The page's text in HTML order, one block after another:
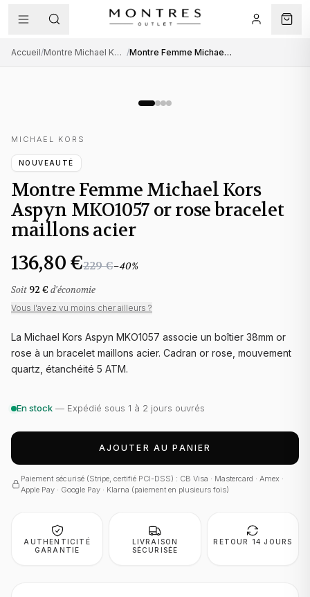
Accueil/ Montre Michael Kors femme / Montre Femme Michael Kors Aspyn MKO1057 or rose bracelet maillons acier
MICHAEL KORS
NOUVEAUTÉ
Montre Femme Michael Kors
Aspyn MKO1057 or rose bracelet
maillons acier
136,80 €229 €−40%
Soit 92 € d'économie
Vous l'avez vu moins cher ailleurs ?
La Michael Kors Aspyn MKO1057 associe un boîtier 38mm or
rose à un bracelet maillons acier. Cadran or rose, mouvement
quartz, étanchéité 5 ATM.
En stock — Expédié sous 1 à 2 jours ouvrés
AJOUTER AU PANIER
Paiement sécurisé (Stripe, certifié PCI-DSS) : CB Visa · Mastercard · Amex ·
Apple Pay · Google Pay · Klarna (paiement en plusieurs fois)
AUTHENTICITÉ
GARANTIE
LIVRAISON
SÉCURISÉE
RETOUR 14 JOURS